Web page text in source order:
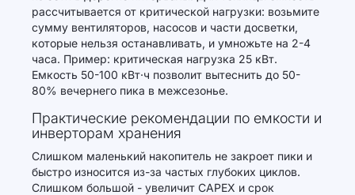
рассчитывается от критической нагрузки: возьмите
сумму вентиляторов, насосов и части досветки,
которые нельзя останавливать, и умножьте на 2-4
часа. Пример: критическая нагрузка 25 кВт.
Емкость 50-100 кВт·ч позволит вытеснить до 50-
80% вечернего пика в межсезонье.
Практические рекомендации по емкости и
инверторам хранения
Слишком маленький накопитель не закроет пики и
быстро износится из-за частых глубоких циклов.
Слишком большой - увеличит CAPEX и срок